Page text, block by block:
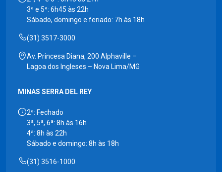
3ª e 5ª: 6h45 às 22h
Sábado, domingo e feriado: 7h às 18h
(31) 3517-3000
Av. Princesa Diana, 200 Alphaville –
Lagoa dos Ingleses – Nova Lima/MG
MINAS SERRA DEL REY
2ª: Fechado
3ª, 5ª, 6ª: 8h às 16h
4ª: 8h às 22h
Sábado e domingo: 8h às 18h
(31) 3516-1000